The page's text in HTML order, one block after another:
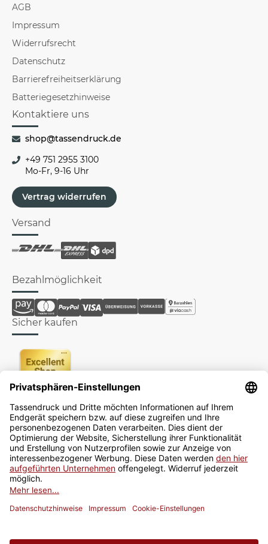
AGB
Impressum
Widerrufsrecht
Datenschutz
Barrierefreiheitserklärung
Batteriegesetzhinweise
Kontaktiere uns
shop@tassendruck.de
+49 751 2955 3100
Mo-Fr, 9-16 Uhr
Vertrag widerrufen
Versand
Bezahlmöglichkeit
Sicher kaufen
Newsletter